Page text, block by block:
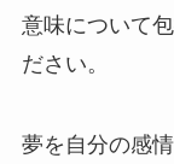
意味について
ださい。
夢を自分の感